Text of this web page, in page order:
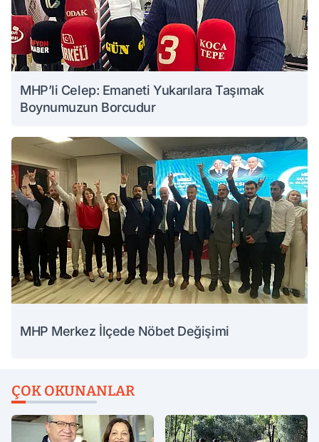
MHP’li Celep: Emaneti Yukarılara Taşımak
Boynumuzun Borcudur
MHP Merkez İlçede Nöbet Değişimi
ÇOK OKUNANLAR